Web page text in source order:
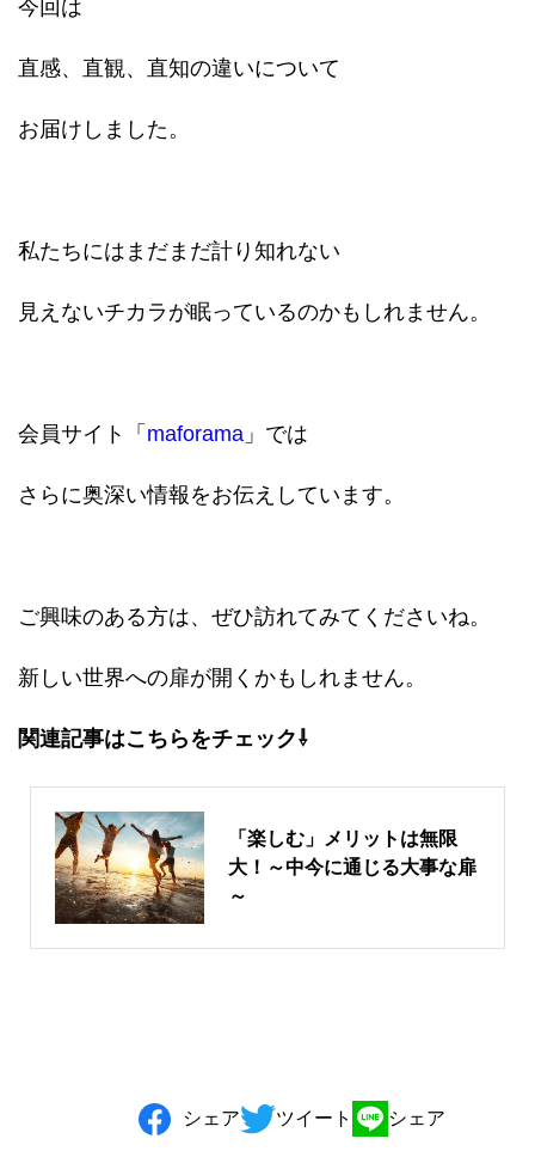
今回は
直感、直観、直知の違いについて
お届けしました。
私たちにはまだまだ計り知れない
見えないチカラが眠っているのかもしれません。
会員サイト「 maforama 」では
さらに奥深い情報をお伝えしています。
ご興味のある方は、ぜひ訪れてみてくださいね。
新しい世界への扉が開くかもしれません。
関連記事はこちらをチェック⇩
「楽しむ」メリットは無限
大！～中今に通じる大事な扉
～
シェア ツイート シェア